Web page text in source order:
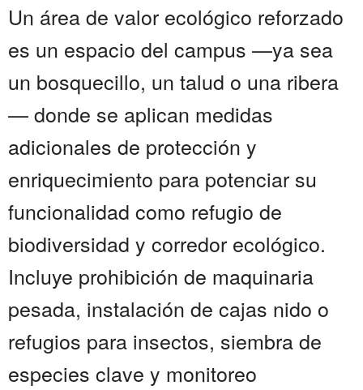
Un área de valor ecológico reforzado
es un espacio del campus —ya sea
un bosquecillo, un talud o una ribera
— donde se aplican medidas
adicionales de protección y
enriquecimiento para potenciar su
funcionalidad como refugio de
biodiversidad y corredor ecológico.
Incluye prohibición de maquinaria
pesada, instalación de cajas nido o
refugios para insectos, siembra de
especies clave y monitoreo